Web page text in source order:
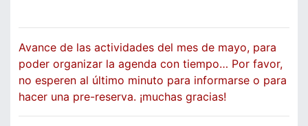
Avance de las actividades del mes de mayo, para
poder organizar la agenda con tiempo… Por favor,
no esperen al último minuto para informarse o para
hacer una pre-reserva. ¡muchas gracias!